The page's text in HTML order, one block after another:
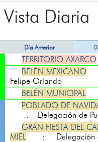
Vista Diaria
Día Anterior
TERRITORIO AXARCO
BELÉN MEXICANO
Felipe Orlando
BELÉN MUNICIPAL
POBLADO DE
:: Delegación de
GRAN FIESTA DEL
MIEL
:: Delegación